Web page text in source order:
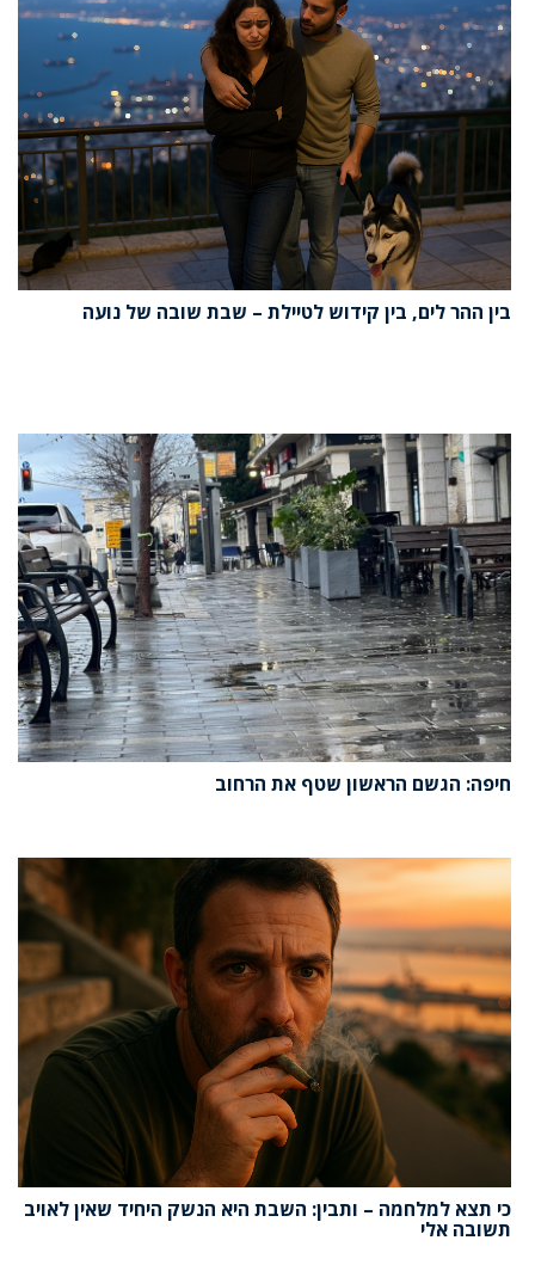
בין ההר לים, בין קידוש לטיילת – שבת שובה של נועה
חיפה: הגשם הראשון שטף את הרחוב
כי תצא למלחמה – ותבין: השבת היא הנשק היחיד שאין לאויב
תשובה אלי